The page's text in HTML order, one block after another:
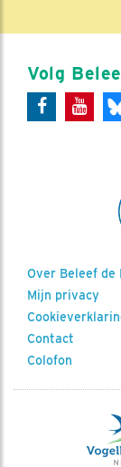
Volg
Over Beleef de
Mijn privacy
Contact
Colofon